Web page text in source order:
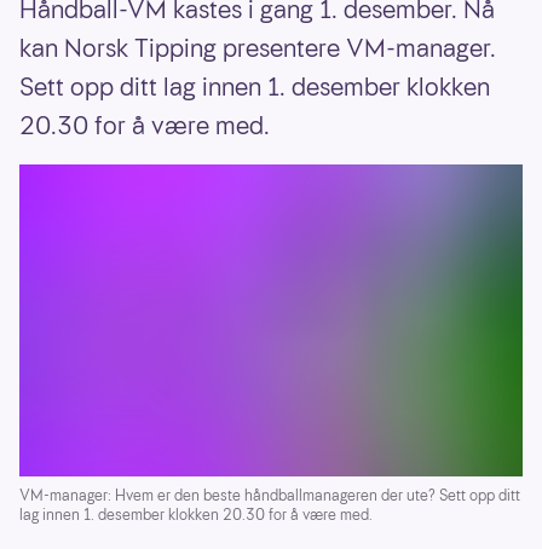
Håndball-VM kastes i gang 1. desember. Nå
kan Norsk Tipping presentere VM-manager.
Sett opp ditt lag innen 1. desember klokken
20.30 for å være med.
VM-manager: Hvem er den beste håndballmanageren der ute? Sett opp ditt
lag innen 1. desember klokken 20.30 for å være med.